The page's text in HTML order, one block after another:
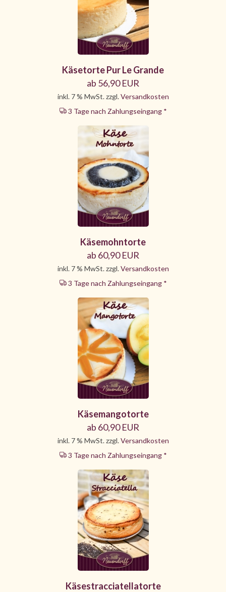
Käsetorte Pur Le Grande
ab 56,90 EUR
inkl. 7 % MwSt. zzgl.Versandkosten
3 Tage nach Zahlungseingang *
Käsemohntorte
ab 60,90 EUR
inkl. 7 % MwSt. zzgl.Versandkosten
3 Tage nach Zahlungseingang *
Käsemangotorte
ab 60,90 EUR
inkl. 7 % MwSt. zzgl.Versandkosten
3 Tage nach Zahlungseingang *
Käsestracciatellatorte